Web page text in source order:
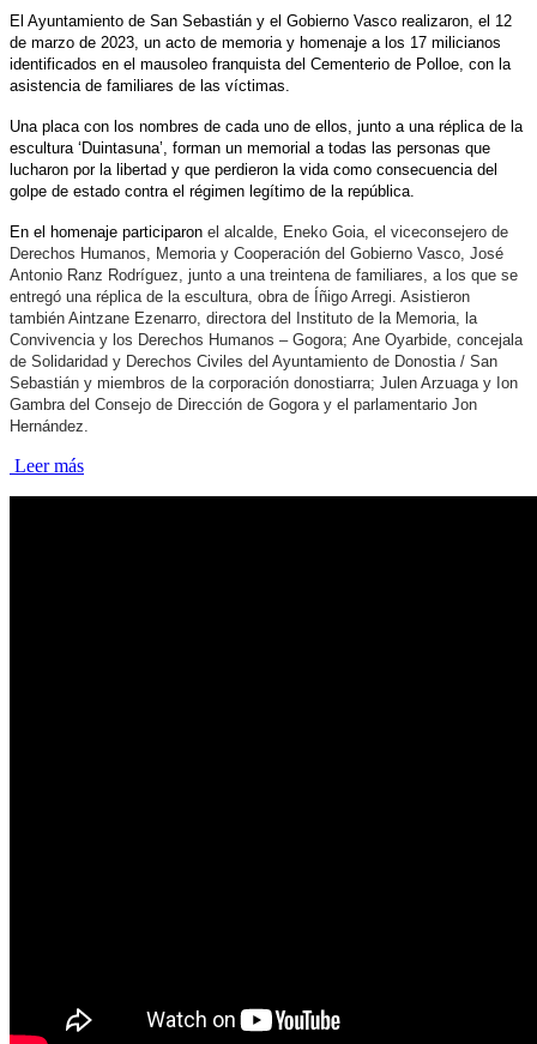
El Ayuntamiento de San Sebastián y el Gobierno Vasco realizaron, el 12
de marzo de 2023, un acto de memoria y homenaje a los 17 milicianos
identificados en el mausoleo franquista del Cementerio de Polloe, con la
asistencia de familiares de las víctimas.
Una placa con los nombres de cada uno de ellos, junto a una réplica de la
escultura ‘Duintasuna’, forman un memorial a todas las personas que
lucharon por la libertad y que perdieron la vida como consecuencia del
golpe de estado contra el régimen legítimo de la república.
En el homenaje participaron el alcalde, Eneko Goia, el viceconsejero de
Derechos Humanos, Memoria y Cooperación del Gobierno Vasco, José
Antonio Ranz Rodríguez, junto a una treintena de familiares, a los que se
entregó una réplica de la escultura, obra de Íñigo Arregi. Asistieron
también Aintzane Ezenarro, directora del Instituto de la Memoria, la
Convivencia y los Derechos Humanos – Gogora; Ane Oyarbide, concejala
de Solidaridad y Derechos Civiles del Ayuntamiento de Donostia / San
Sebastián y miembros de la corporación donostiarra; Julen Arzuaga y Ion
Gambra del Consejo de Dirección de Gogora y el parlamentario Jon
Hernández.
Leer más